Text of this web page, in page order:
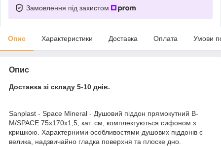
Замовлення під захистом
Опис Характеристики Доставка Оплата Умови
Опис
Доставка зі складу 5-10 днів.
Sanplast - Space Mineral - Душовий піддон прямокутний B-
M/SPACE 75x170x1,5, кат. см, комплектуються сифоном з
кришкою. Характерними особливостями душових піддонів є
велика, надзвичайно гладка поверхня та плоске дно.